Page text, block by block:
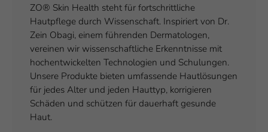
ZO® Skin Health steht für fortschrittliche
Hautpflege durch Wissenschaft. Inspiriert von Dr.
Zein Obagi, einem führenden Dermatologen,
vereinen wir wissenschaftliche Erkenntnisse mit
hochentwickelten Technologien und Schulungen.
Unsere Produkte bieten umfassende Hautlösungen
für jedes Alter und jeden Hauttyp, korrigieren
Schäden und schützen für dauerhaft gesunde
Haut.